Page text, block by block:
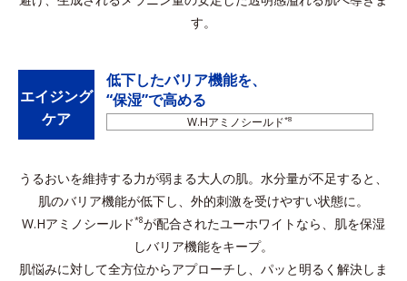
す。
エイジング
ケア
低下したバリア機能を、
“保湿”で高める
W.Hアミノシールド*8
うるおいを維持する力が弱まる大人の肌。水分量が不足すると、
肌のバリア機能が低下し、外的刺激を受けやすい状態に。
W.Hアミノシールド*8が配合されたユーホワイトなら、肌を保湿
しバリア機能をキープ。
肌悩みに対して全方位からアプローチし、パッと明るく解決しま